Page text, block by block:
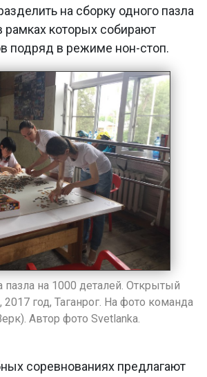
на сборку одного пазла
рамках которых собирают
подряд в режиме нон-стоп.
пазла на 1000 деталей. Открытый
год, Таганрог. На фото команда
Автор фото Svetlanka.
соревнованиях предлагают